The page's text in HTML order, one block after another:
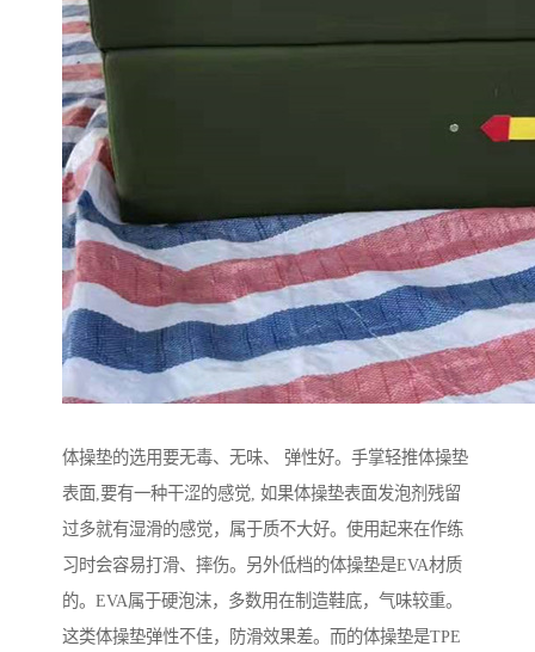
体操垫的选用要无毒、无味、 弹性好。手掌轻推体操垫
表面,要有一种干涩的感觉, 如果体操垫表面发泡剂残留
过多就有湿滑的感觉，属于质不大好。使用起来在作练
习时会容易打滑、摔伤。另外低档的体操垫是EVA材质
的。EVA属于硬泡沫，多数用在制造鞋底，气味较重。
这类体操垫弹性不佳，防滑效果差。而的体操垫是TPE